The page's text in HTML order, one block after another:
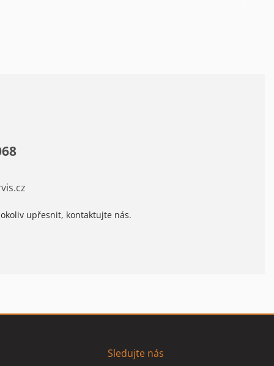
upřesnit, kontaktujte nás.
Sledujte nás